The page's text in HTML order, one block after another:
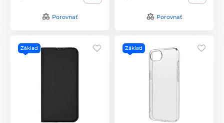
Porovnať Porovnať
Základ Základ